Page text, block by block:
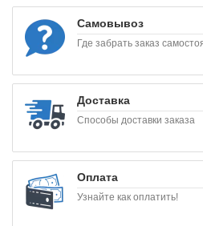
Самовывоз
Где забрать заказ
Доставка
Способы доставки заказа
Оплата
Узнайте как оплатить!